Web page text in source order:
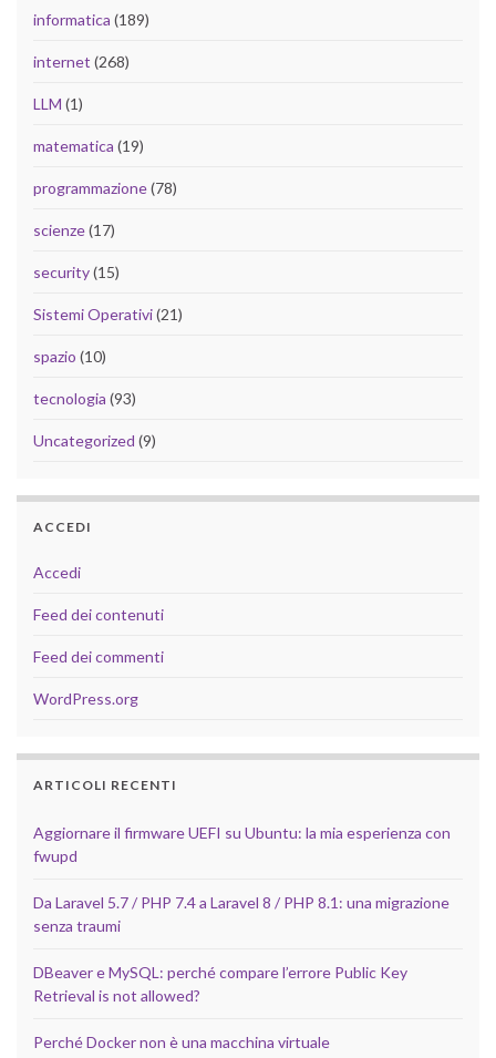
informatica (189)
internet (268)
LLM (1)
matematica (19)
programmazione(78)
scienze(17)
security(15)
Sistemi Operativi(21)
spazio (10)
tecnologia (93)
Uncategorized (9)
ACCEDI
Accedi
Feed dei contenuti
Feed dei commenti
WordPress.org
ARTICOLI RECENTI
Aggiornare il firmware UEFI su Ubuntu: la mia esperienza con
fwupd
Da Laravel 5.7 / PHP 7.4 a Laravel 8 / PHP 8.1: una migrazione
senza traumi
DBeaver e MySQL: perché compare l’errore Public Key
Retrieval is not allowed?
Perché Docker non è una macchina virtuale